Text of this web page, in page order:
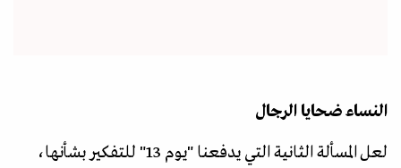
النساء ضحايا الرجال
لعل المسألة الثانية التي يدفعنا "يوم 13" للتفكير بشأنها،